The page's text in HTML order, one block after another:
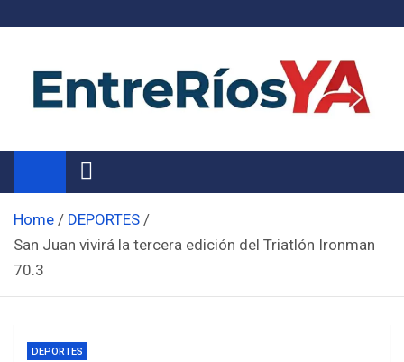
Noticias de Entre Ríos
Información de toda la provincia ahora
Home
DEPORTES
San Juan vivirá la tercera edición del Triatlón Ironman
70.3
DEPORTES